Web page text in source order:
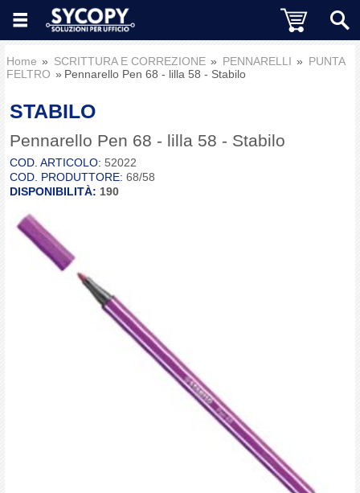
Home SCRITTURA E CORREZIONE PENNARELLI
PUNTA
FELTRO
Pennarello Pen 68 - lilla 58 - Stabilo
STABILO
Pennarello Pen 68 - lilla 58 - Stabilo
COD. ARTICOLO: 52022
COD. PRODUTTORE: 68/58
DISPONIBILITÀ: 190